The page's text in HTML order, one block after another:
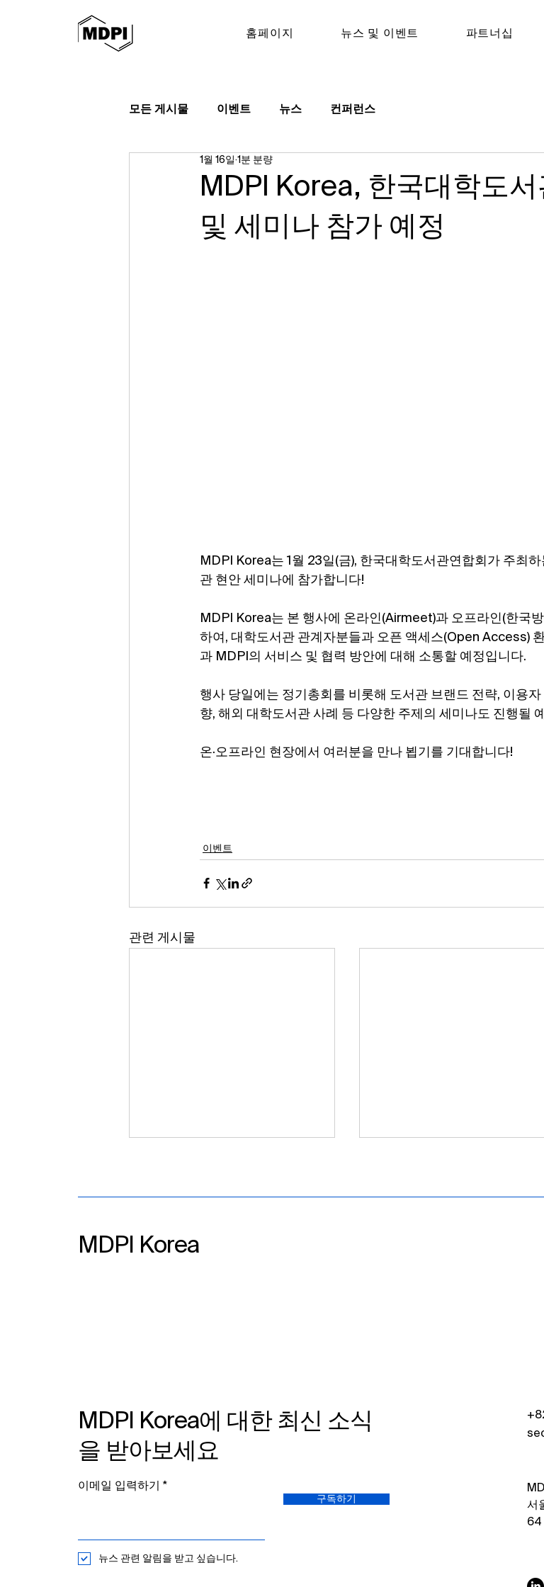
홈페이지 뉴스 및 이벤트 파트너십
모든 게시물 이벤트 뉴스 컨퍼런스
MDPI Korea, 한국대학도서
및 세미나 참가 예정
1월 16일 1분 분량
MDPI Korea는 1월 23일(금), 한국대학도서관연합회가 주최
관 현안 세미나에 참가합니다!
MDPI Korea는 본 행사에 온라인(Airmeet)과 오프라인(한국
하여, 대학도서관 관계자분들과 오픈 액세스(Open Access)
과 MDPI의 서비스 및 협력 방안에 대해 소통할 예정입니다.
행사 당일에는 정기총회를 비롯해 도서관 브랜드 전략, 이용
향, 해외 대학도서관 사례 등 다양한 주제의 세미나도 진행될
온·오프라인 현장에서 여러분을 만나 뵙기를 기대합니다!
이벤트
관련 게시물
MDPI Korea​
MDPI Korea에 대한 최신 소식
을 받아보세요
이메일 입력하기​
구독하기
뉴스 관련 알림을 받고 싶습니다.
서
64